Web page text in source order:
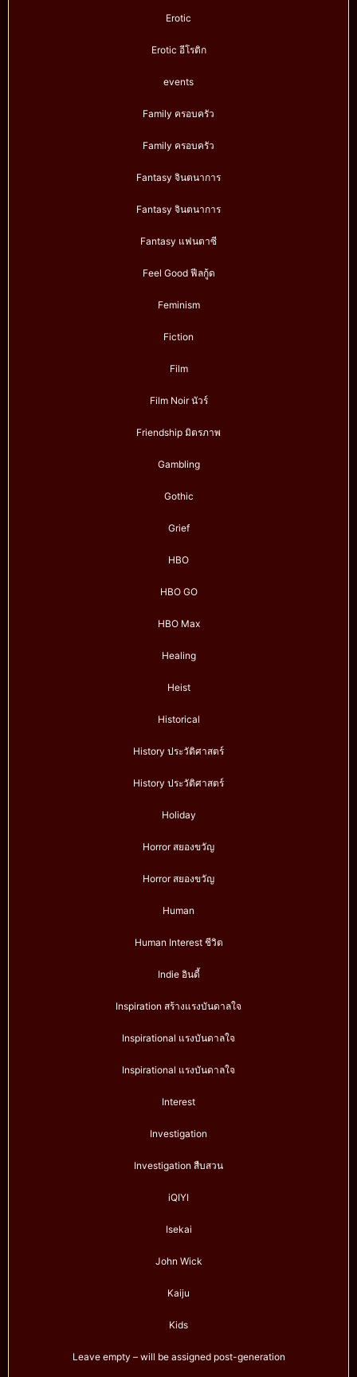
Erotic
Erotic อีโรติก
events
Family ครอบครัว
Family ครอบครัว
Fantasy จินตนาการ
Fantasy จินตนาการ
Fantasy แฟนตาซี
Feel Good ฟีลกู้ด
Feminism
Fiction
Film
Film Noir นัวร์
Friendship มิตรภาพ
Gambling
Gothic
Grief
HBO
HBO GO
HBO Max
Healing
Heist
Historical
History ประวัติศาสตร์
History ประวัติศาสตร์
Holiday
Horror สยองขวัญ
Horror สยองขวัญ
Human
Human Interest ชีวิต
Indie อินดี้
Inspiration สร้างแรงบันดาลใจ
Inspirational แรงบันดาลใจ
Inspirational แรงบันดาลใจ
Interest
Investigation
Investigation สืบสวน
iQIYI
Isekai
John Wick
Kaiju
Kids
Leave empty – will be assigned post-generation